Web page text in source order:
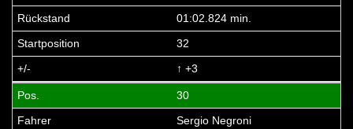
01:02.824 min.
32
↑ +3
30
Sergio Negroni